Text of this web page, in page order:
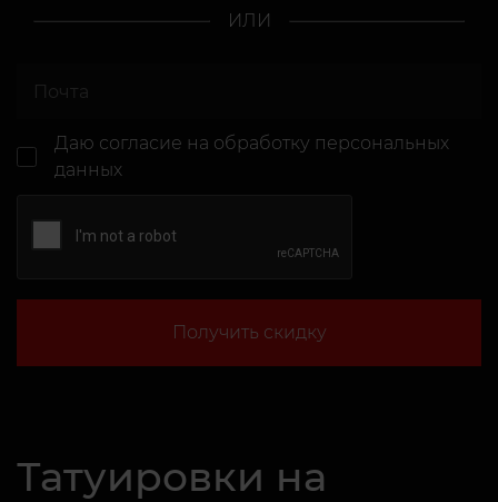
ИЛИ
Даю согласие на обработку персональных
данных
Получить скидку
Татуировки на